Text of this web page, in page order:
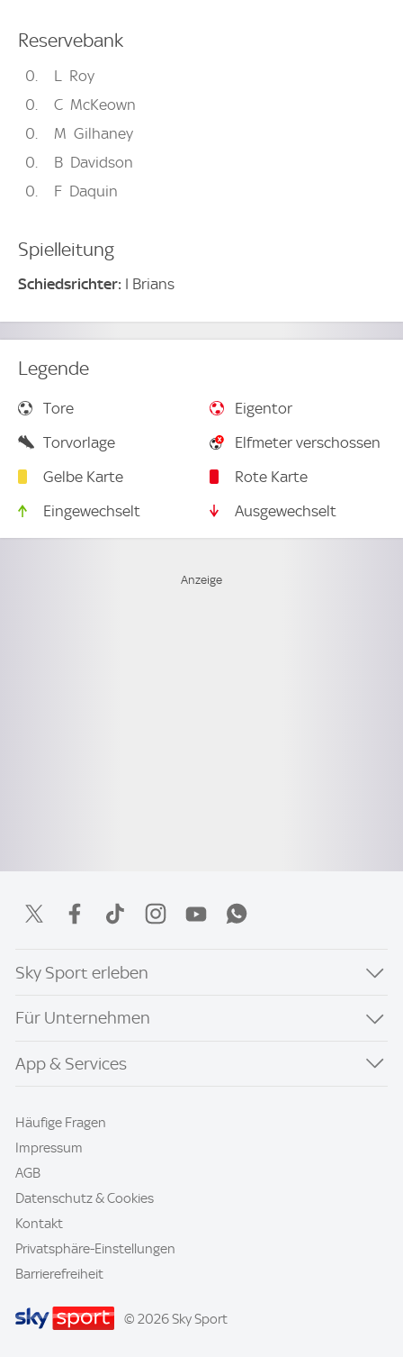
Reservebank
0 L
Roy
0
C McKeown
0
M Gilhaney
0
B Davidson
0
F Daquin
Spielleitung
Schiedsrichter: I Brians
Legende
Tore
Eigentor
Torvorlage
Elfmeter verschossen
Gelbe Karte
Rote Karte
Eingewechselt
Ausgewechselt
Sky Sport erleben
Für Unternehmen
App & Services
Häufige Fragen
Impressum
AGB
Datenschutz & Cookies
Kontakt
Privatsphäre-Einstellungen
Barrierefreiheit
© 2026 Sky Sport